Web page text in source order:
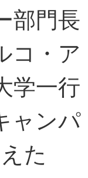
部門長
コ・ア
学一行
ャンパ
た